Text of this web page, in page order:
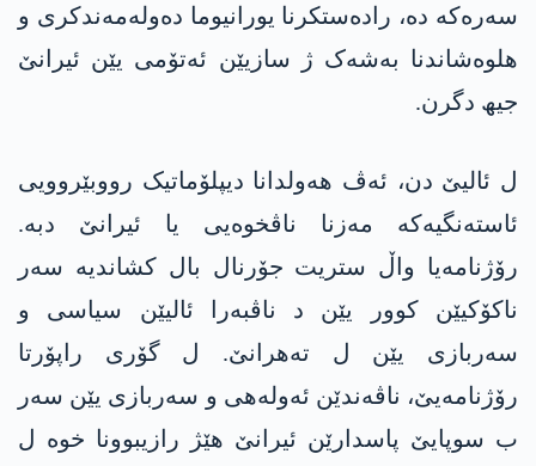
سەرەکە دە، رادەستکرنا یورانیوما دەولەمەندکری و
ھلوەشاندنا بەشەک ژ سازیێن ئەتۆمی یێن ئیرانێ
جیھ دگرن.
ل ئالیێ دن، ئەڤ ھەولدانا دیپلۆماتیک رووبێروویی
ئاستەنگیەکە مەزنا ناڤخوەیی یا ئیرانێ دبە.
رۆژنامەیا واڵ ستریت جۆرنال بال کشاندیە سەر
ناکۆکیێن کوور یێن د ناڤبەرا ئالیێن سیاسی و
سەربازی یێن ل تەھرانێ. ل گۆری راپۆرتا
رۆژنامەیێ، ناڤەندێن ئەولەھی و سەربازی یێن سەر
ب سوپایێ پاسدارێن ئیرانێ ھێژ رازیبوونا خوە ل